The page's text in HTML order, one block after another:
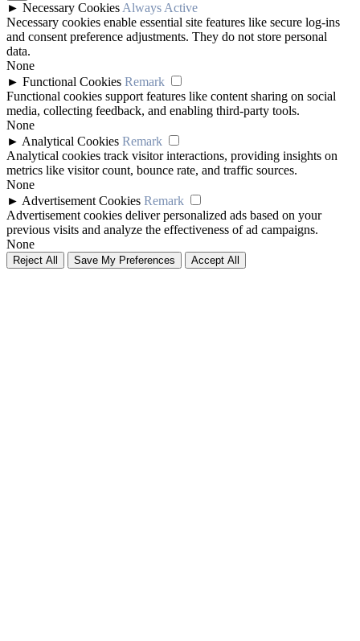
► Necessary Cookies Always Active
Necessary cookies enable essential site features like secure log-ins
and consent preference adjustments. They do not store personal
data.
None
► Functional Cookies Remark
Functional cookies support features like content sharing on social
media, collecting feedback, and enabling third-party tools.
None
► Analytical Cookies Remark
Analytical cookies track visitor interactions, providing insights on
metrics like visitor count, bounce rate, and traffic sources.
None
► Advertisement Cookies Remark
Advertisement cookies deliver personalized ads based on your
previous visits and analyze the effectiveness of ad campaigns.
None
Reject All Save My Preferences Accept All